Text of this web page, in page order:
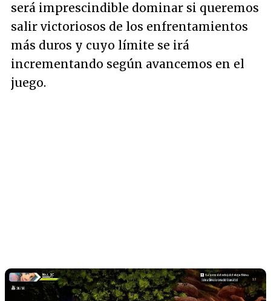
será imprescindible dominar si queremos
salir victoriosos de los enfrentamientos
más duros y cuyo límite se irá
incrementando según avancemos en el
juego.